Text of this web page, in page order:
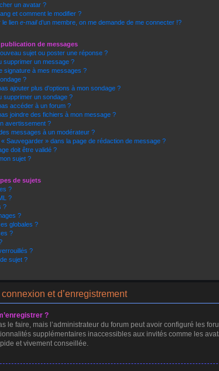
un avatar ?
et comment le modifier ?
le lien e-maild’un membre, on me demande de me connecter !?
de messages
sujet ou poster une réponse ?
supprimer un message ?
signature à mes messages ?
?
ajouter plus d’options à mon sondage ?
supprimer un sondage ?
accéder à un forum ?
joindre des fichiers à mon message ?
avertissement ?
messages à un modérateur ?
Sauvegarder » dans la page de rédaction de message ?
doit être validé ?
sujet ?
de sujets
?
?
?
?
globales ?
?
?
sujet ?
et d’enregistrement
?
le faire, mais l’administrateur du forum peut avoir configuré les
supplémentaires inaccessibles aux invités comme les
et vivement conseillée.